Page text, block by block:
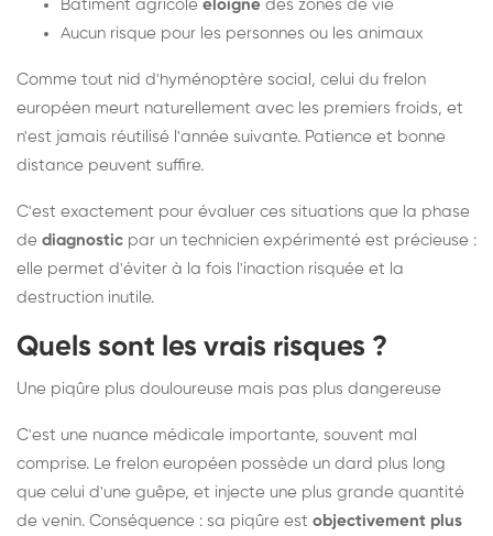
Bâtiment agricole éloigné des zones de vie
Aucun risque pour les personnes ou les animaux
Comme tout nid d'hyménoptère social, celui du frelon
européen meurt naturellement avec les premiers froids, et
n'est jamais réutilisé l'année suivante. Patience et bonne
distance peuvent suffire.
C'est exactement pour évaluer ces situations que la phase
de diagnostic par un technicien expérimenté est précieuse :
elle permet d'éviter à la fois l'inaction risquée et la
destruction inutile.
Quels sont les vrais risques ?
Une piqûre plus douloureuse mais pas plus dangereuse
C'est une nuance médicale importante, souvent mal
comprise. Le frelon européen possède un dard plus long
que celui d'une guêpe, et injecte une plus grande quantité
de venin. Conséquence : sa piqûre est objectivement plus